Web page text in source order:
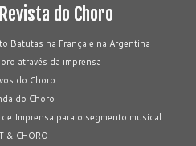
do Choro
Batutas na França e na Argentina
através da imprensa
do Choro
do Choro
Imprensa para o segmento musical
& CHORO